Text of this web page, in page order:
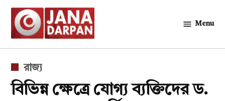
Skip
content
Menu
POSTED
IN
রাজ্য
বিভিন্ন ক্ষেত্রে যোগ্য ব্যক্তিদের ড.